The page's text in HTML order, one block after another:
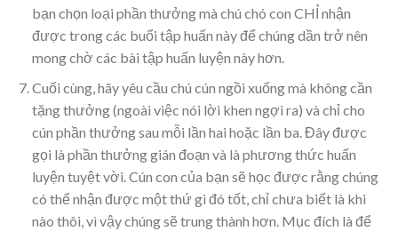
bạn chọn loại phần thưởng mà chú chó con CHỈ nhận
được trong các buổi tập huấn này để chúng dần trở nên
mong chờ các bài tập huấn luyện này hơn.
Cuối cùng, hãy yêu cầu chú cún ngồi xuống mà không cần
tặng thưởng (ngoài việc nói lời khen ngợi ra) và chỉ cho
cún phần thưởng sau mỗi lần hai hoặc lần ba. Đây được
gọi là phần thưởng gián đoạn và là phương thức huấn
luyện tuyệt vời. Cún con của bạn sẽ học được rằng chúng
có thể nhận được một thứ gì đó tốt, chỉ chưa biết là khi
nào thôi, vì vậy chúng sẽ trung thành hơn. Mục đích là để